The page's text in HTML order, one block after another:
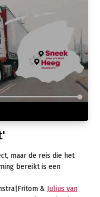
maar de reis die het
bereikt is een
& Julius van